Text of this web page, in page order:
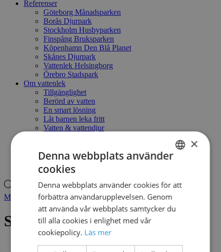
Referenser
Göteborg Månadsparken
Borås Djurpark
Stockholm Husbyparken
Finspång Bruksparken
Köpenhamn Den Blå Planet
Skånes Djurpark
Vattenlek Helsingborg
Örebro Stadspark
Om vattenlek
Tillgänglighet
Berörd av vatten
En smart lösning
Låt barnen leka fritt
Vatten & vattendjur
Mitt konto
Produktsökning
Produktsökning
Mitt konto
SILHOUETTE NO.4
DANISH
×
Denna webbplats använder
cookies
Denna webbplats använder cookies för att
förbättra användarupplevelsen. Genom
att använda vår webbplats samtycker du
till alla cookies i enlighet med vår
cookiepolicy. Läs mer